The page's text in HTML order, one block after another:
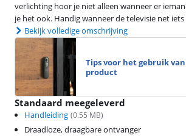
verlichting hoor je niet alleen wanneer er
je het ook. Handig wanneer de televisie net
Bekijk volledige omschrijving
Tips voor het gebruik
product
Standaard meegeleverd
Handleiding (0.55 MB)
Draadloze, draagbare ontvanger